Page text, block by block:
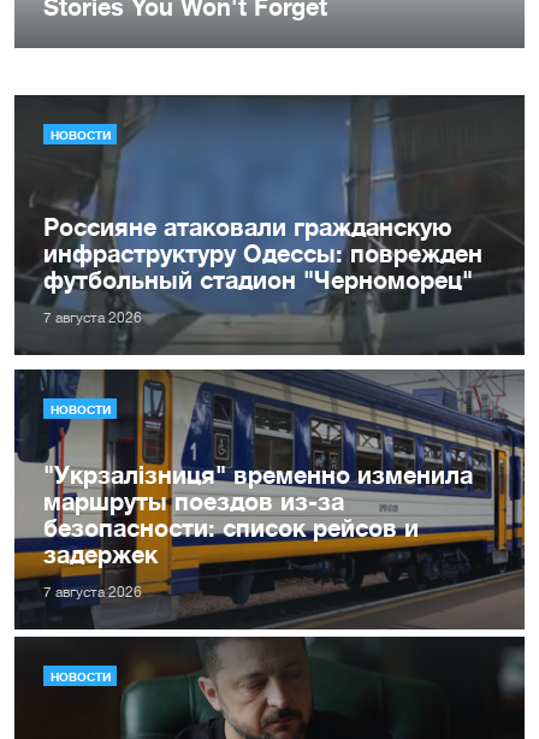
НОВОСТИ
Россияне атаковали гражданскую
инфраструктуру Одессы: поврежден
футбольный стадион "Черноморец"
7 августа 2026
НОВОСТИ
"Укрзалізниця" временно изменила
маршруты поездов из-за
безопасности: список рейсов и
задержек
7 августа 2026
НОВОСТИ